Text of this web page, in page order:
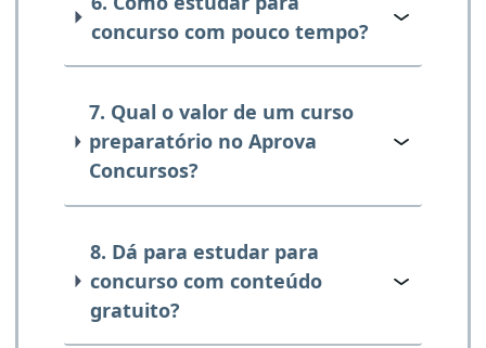
concurso com pouco tempo?
7. Qual o valor de um curso
preparatório no Aprova
Concursos?
8. Dá para estudar para
concurso com conteúdo
gratuito?